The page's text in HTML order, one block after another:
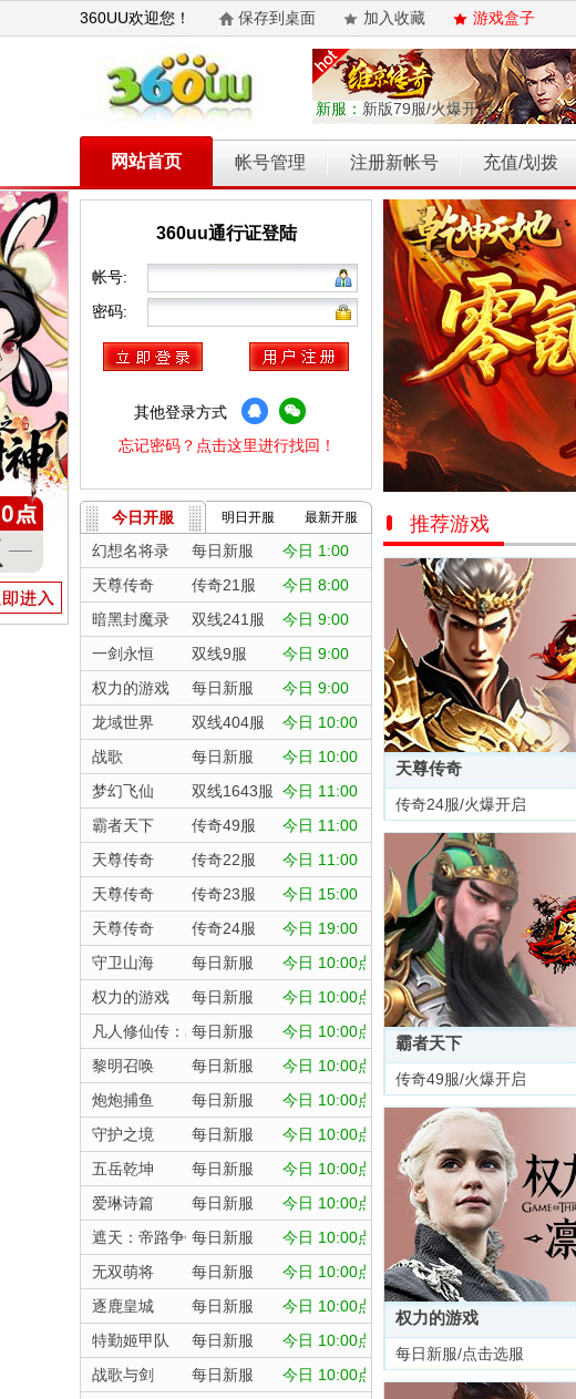
360UU欢迎您！ 保存到桌面 加入收藏 游戏盒子
新服： 新版79服/火爆开启
网站首页 帐号管理 注册新帐号 充值/划拨
360uu通行证登陆
帐号:
密码:
其他登录方式
忘记密码？点击这里进行找回！
今日开服 明日开服 最新开服
幻想名将录 每日新服
今日 1:00
天尊传奇
传奇21服
今日 8:00
暗黑封魔录
双线241服
今日 9:00
一剑永恒
双线9服
今日 9:00
权力的游戏
每日新服
今日 9:00
龙域世界
双线404服
今日 10:00
战歌
每日新服
今日 10:00
梦幻飞仙
双线1643服 今日 11:00
霸者天下
传奇49服
今日 11:00
天尊传奇
传奇22服
今日 11:00
天尊传奇
传奇23服
今日 15:00
天尊传奇
传奇24服
今日 19:00
守卫山海
每日新服
今日 10:00点
权力的游戏
每日新服
今日 10:00点
凡人修仙传：星海飞驰
每日新服
今日 10:00点
黎明召唤
每日新服
今日 10:00点
炮炮捕鱼
每日新服
今日 10:00点
守护之境
每日新服
今日 10:00点
五岳乾坤
每日新服
今日 10:00点
爱琳诗篇
每日新服
今日 10:00点
遮天：帝路争锋每日新服
今日 10:00点
无双萌将
每日新服
今日 10:00点
逐鹿皇城
每日新服
今日 10:00点
特勤姬甲队
每日新服
今日 10:00点
战歌与剑
每日新服
今日 10:00点
乾坤天地
开天西游
霸者归来
权力的游戏
维京传奇
推荐游戏
天尊传奇
传奇24服/火爆开启
霸者天下
传奇49服/火爆开启
权力的游戏
每日新服/点击选服